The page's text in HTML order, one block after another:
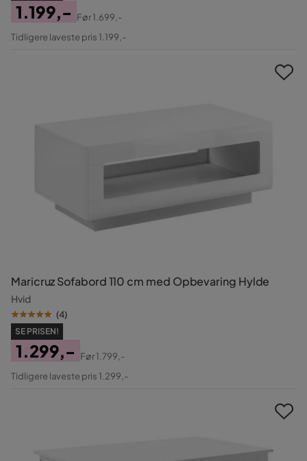
Pris
1.199,-
Original
Før1.699,-
Tidligere laveste pris 1.199,-
Maricruz Sofabord 110 cm med Opbevaring Hylde
Hvid
(4)
SE PRISEN!
Pris
1.299,-
Original
Før1.799,-
Tidligere laveste pris 1.299,-